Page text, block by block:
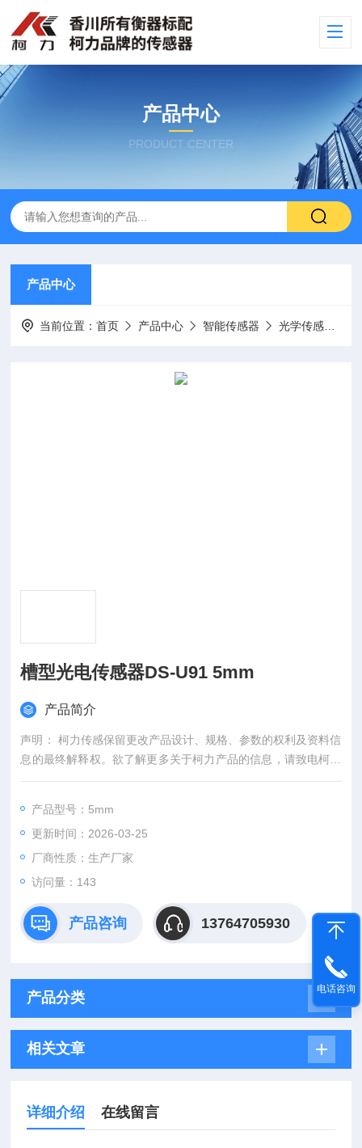
产品中心
PRODUCT CENTER
产品中心
当前位置：首页 产品中心 智能传感器 光学传感器
槽型光电传感器DS-U91 5mm
产品简介
声明： 柯力传感保留更改产品设计、规格、参数的权利及资料信
息的最终解释权。欲了解更多关于柯力产品的信息，请致电柯力
公司，索取更多详细的技术资料。
产品型号：5mm
更新时间：2026-03-25
厂商性质：生产厂家
访问量：143
产品咨询 13764705930
产品分类
相关文章
详细介绍 在线留言
电话咨询